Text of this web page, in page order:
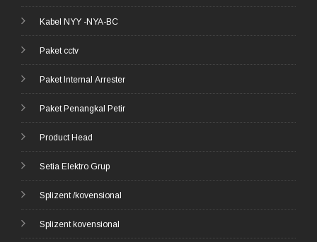
Kabel NYY -NYA-BC
Paket cctv
Paket Internal Arrester
Paket Penangkal Petir
Product Head
Setia Elektro Grup
Splizent /kovensional
Splizent kovensional